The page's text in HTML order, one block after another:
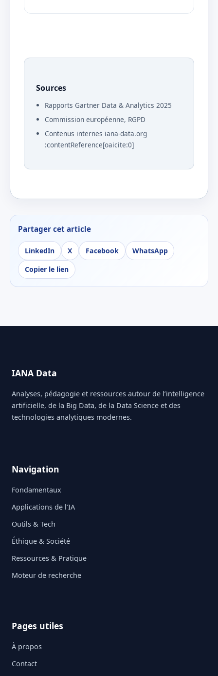
Sources
Rapports Gartner Data & Analytics 2025
Commission européenne, RGPD
Contenus internes iana-data.org
:contentReference[oaicite:0]
Partager cet article
LinkedIn X Facebook WhatsApp
Copier le lien
IANA Data
Analyses, pédagogie et ressources autour de l’intelligence
artificielle, de la Big Data, de la Data Science et des
technologies analytiques modernes.
Navigation
Fondamentaux
Applications de l’IA
Outils & Tech
Éthique & Société
Ressources & Pratique
Moteur de recherche
Pages utiles
À propos
Contact